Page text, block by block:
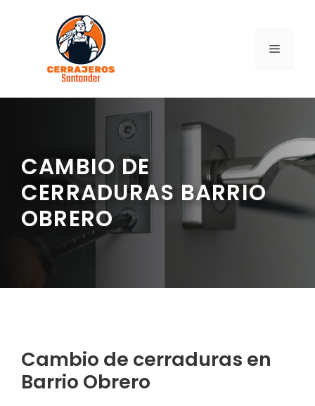
contenido
MENÚ
CAMBIO DE
CERRADURAS BARRIO
OBRERO
Cambio de cerraduras en
Barrio Obrero